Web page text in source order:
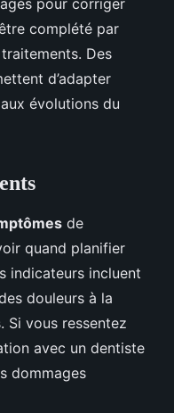
complété par
Des
d’adapter
évolutions du
de
quand planifier
indicateurs incluent
douleurs à la
Si vous ressentez
avec un dentiste
dommages